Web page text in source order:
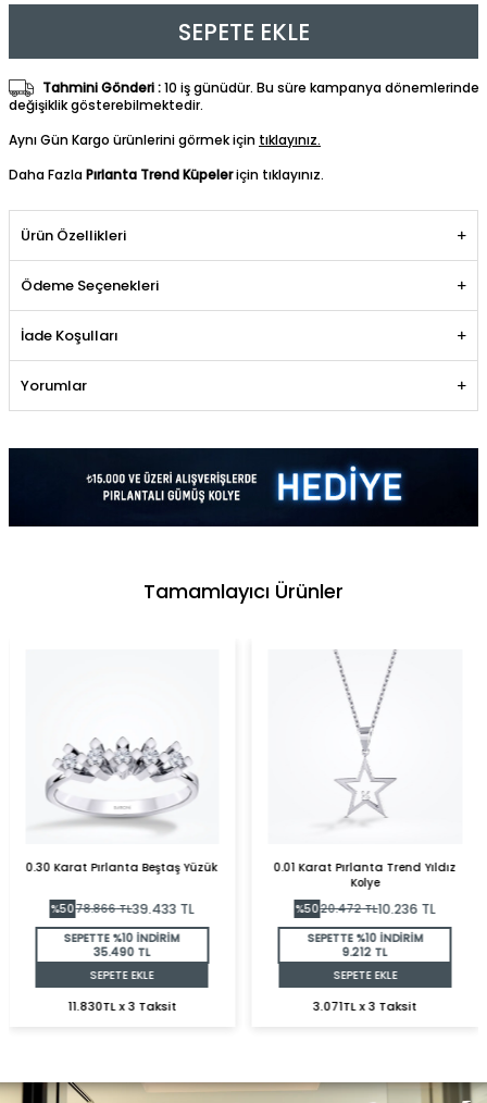
SEPETE EKLE
Tahmini Gönderi :10 iş günüdür. Bu süre kampanya dönemlerinde
değişiklik gösterebilmektedir.
Aynı Gün Kargo ürünlerini görmek için tıklayınız.
Daha FazlaPırlanta Trend Küpeleriçin tıklayınız.
Ürün Özellikleri
Ödeme Seçenekleri
İade Koşulları
Yorumlar
Tamamlayıcı Ürünler
0.30 Karat Pırlanta Beştaş Yüzük
%5078.866TL39.433 TL
SEPETTE %10 İNDİRİM
35.490 TL
SEPETE EKLE
11.830TL x 3 Taksit
0.01 Karat Pırlanta Trend Yıldız
Kolye
%5020.472TL10.236 TL
SEPETTE %10 İNDİRİM
9.212 TL
SEPETE EKLE
3.071TL x 3 Taksit